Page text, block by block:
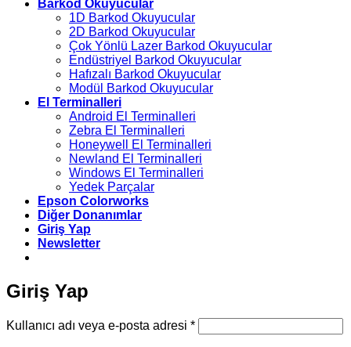
Barkod Okuyucular
1D Barkod Okuyucular
2D Barkod Okuyucular
Çok Yönlü Lazer Barkod Okuyucular
Endüstriyel Barkod Okuyucular
Hafızalı Barkod Okuyucular
Modül Barkod Okuyucular
El Terminalleri
Android El Terminalleri
Zebra El Terminalleri
Honeywell El Terminalleri
Newland El Terminalleri
Windows El Terminalleri
Yedek Parçalar
Epson Colorworks
Diğer Donanımlar
Giriş Yap
Newsletter
Giriş Yap
Kullanıcı adı veya e-posta adresi *Gerekli